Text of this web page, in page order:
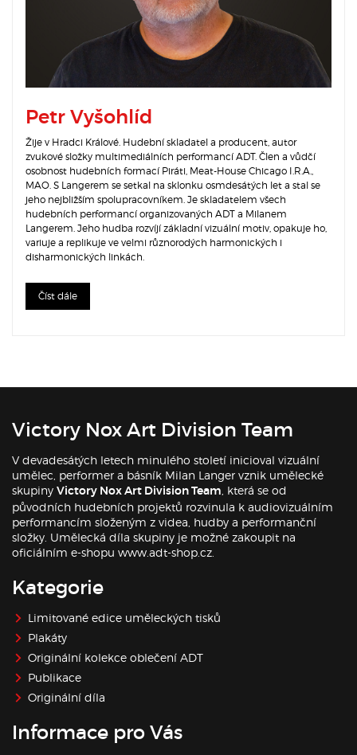
Petr Vyšohlíd
Žije v Hradci Králové. Hudební skladatel a producent, autor
zvukové složky multimediálních performancí ADT. Člen a vůdčí
osobnost hudebních formací Piráti, Meat-House Chicago I.R.A.,
MAO. S Langerem se setkal na sklonku osmdesátých let a stal se
jeho nejbližším spolupracovníkem. Je skladatelem všech
hudebních performancí organizovaných ADT a Milanem
Langerem. Jeho hudba rozvíjí základní vizuální motiv, opakuje ho,
variuje a replikuje ve velmi různorodých harmonických i
disharmonických linkách.
Číst dále
Victory Nox Art Division Team
V devadesátých letech minulého století inicioval vizuální
umělec, performer a básník Milan Langer vznik umělecké
skupiny Victory Nox Art Division Team
, která se od
původních hudebních projektů rozvinula k audiovizuálním
performancím složeným z videa, hudby a performanční
složky. Umělecká díla skupiny je možné zakoupit na
oficiálním e-shopu www.adt-shop.cz.
Kategorie
Limitované edice uměleckých tisků
Plakáty
Originální kolekce oblečení ADT
Publikace
Originální díla
Informace pro Vás